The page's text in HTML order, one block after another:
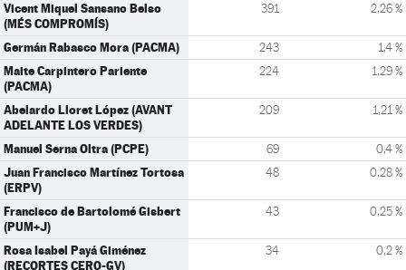
Vicent Miquel Sansano Belso
(MÉS COMPROMÍS)
391 2,26 %
Germán Rabasco Mora (PACMA) 243 1,4 %
Maite Carpintero Pariente
(PACMA)
224 1,29 %
Abelardo Lloret López (AVANT
ADELANTE LOS VERDES)
209 1,21 %
Manuel Serna Oltra (PCPE) 69 0,4 %
Juan Francisco Martínez Tortosa
(ERPV)
48 0,28 %
Francisco de Bartolomé Gisbert
(PUM+J)
43 0,25 %
Rosa Isabel Payá Giménez
(RECORTES CERO-GV)
34 0,2 %